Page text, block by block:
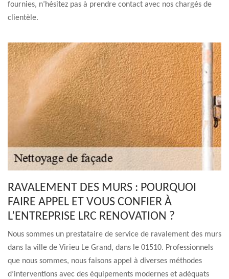
fournies, n’hésitez pas à prendre contact avec nos chargés de
clientèle.
RAVALEMENT DES MURS : POURQUOI
FAIRE APPEL ET VOUS CONFIER À
L’ENTREPRISE LRC RENOVATION ?
Nous sommes un prestataire de service de ravalement des murs
dans la ville de Virieu Le Grand, dans le 01510. Professionnels
que nous sommes, nous faisons appel à diverses méthodes
d’interventions avec des équipements modernes et adéquats